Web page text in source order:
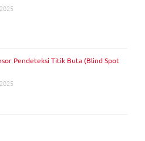
Pendeteksi Titik Buta (Blind Spot